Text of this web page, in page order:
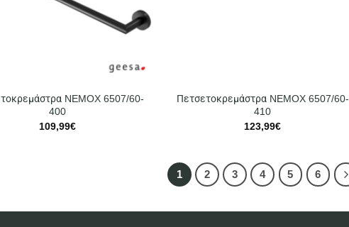
NEMOX 6507/60-
400
109,99€
Πετσετοκρεμάστρα NEMOX 6507/60-
410
123,99€
1 2 3 4 5 6